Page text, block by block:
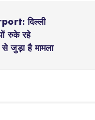
दिल्ली
रुके रहे
से जुड़ा है मामला